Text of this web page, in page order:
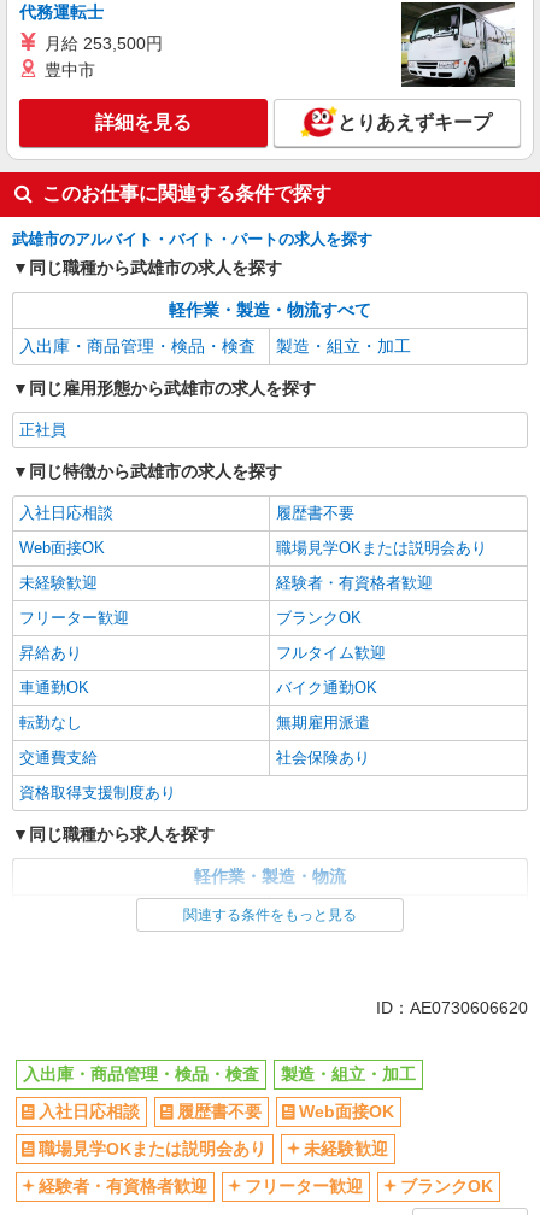
代務運転士
月給 253,500円
豊中市
詳細を見る とりあえずキープ
このお仕事に関連する条件で探す
武雄市のアルバイト・バイト・パートの求人を探す
同じ職種から武雄市の求人を探す
軽作業・製造・物流すべて
入出庫・商品管理・検品・検査
製造・組立・加工
同じ雇用形態から武雄市の求人を探す
正社員
同じ特徴から武雄市の求人を探す
入社日応相談
履歴書不要
Web面接OK
職場見学OKまたは説明会あり
未経験歓迎
経験者・有資格者歓迎
フリーター歓迎
ブランクOK
昇給あり
フルタイム歓迎
車通勤OK
バイク通勤OK
転勤なし
無期雇用派遣
交通費支給
社会保険あり
資格取得支援制度あり
同じ職種から求人を探す
軽作業・製造・物流
入出庫・商品管理・検品・検査
製造・組立・加工
関連する条件をもっと見る
ID：AE0730606620
入出庫・商品管理・検品・検査
製造・組立・加工
入社日応相談
履歴書不要
Web面接OK
職場見学OKまたは説明会あり
未経験歓迎
経験者・有資格者歓迎
フリーター歓迎
ブランクOK